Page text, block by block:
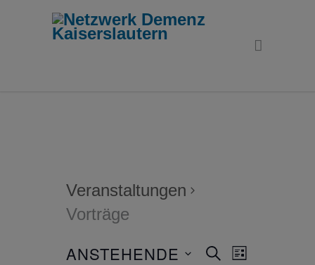
Veranstaltungen
Vorträge
SUCHE
LISTE
ANSTEHENDE